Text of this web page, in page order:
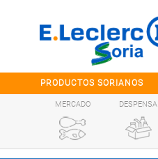
PRODUCTOS SORIANOS
MERCADO DESPENSA